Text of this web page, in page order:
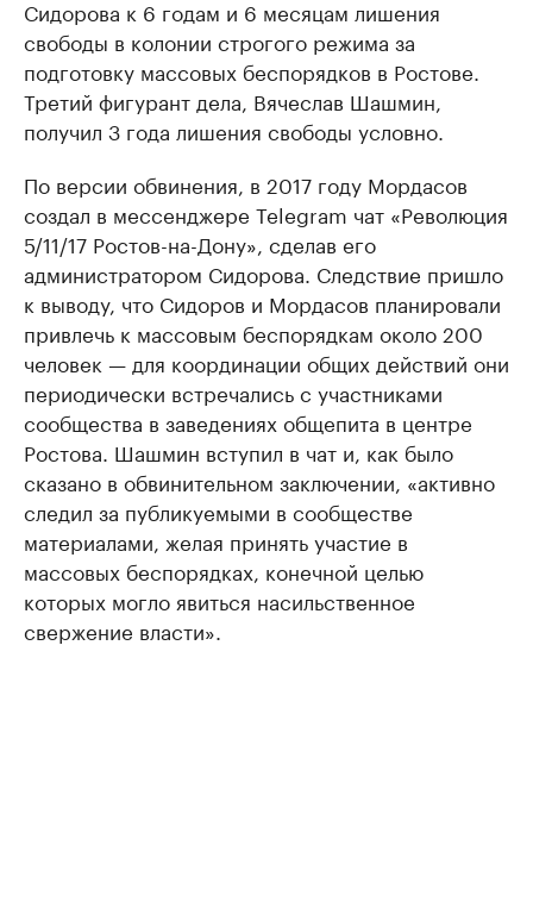
Сидорова к 6 годам и 6 месяцам лишения
свободы в колонии строгого режима за
подготовку массовых беспорядков в Ростове.
Третий фигурант дела, Вячеслав Шашмин,
получил 3 года лишения свободы условно.
По версии обвинения, в 2017 году Мордасов
создал в мессенджере Telegram чат «Революция
5/11/17 Ростов-на-Дону», сделав его
администратором Сидорова. Следствие пришло
к выводу, что Сидоров и Мордасов планировали
привлечь к массовым беспорядкам около 200
человек — для координации общих действий они
периодически встречались с участниками
сообщества в заведениях общепита в центре
Ростова. Шашмин вступил в чат и, как было
сказано в обвинительном заключении, «активно
следил за публикуемыми в сообществе
материалами, желая принять участие в
массовых беспорядках, конечной целью
которых могло явиться насильственное
свержение власти».